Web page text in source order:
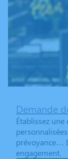
Demande
Établissez
prévoyance…
engagement.